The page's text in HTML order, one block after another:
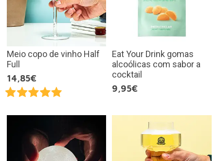
Meio copo de vinho Half
Full
14,85€
Eat Your Drink gomas
alcoólicas com sabor a
cocktail
9,95€